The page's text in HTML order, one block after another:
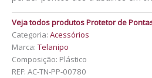
Veja todos produtos Protetor de
Categoria: Acessórios
Marca: Telanipo
Composição: Plástico
REF: AC-TN-PP-00780